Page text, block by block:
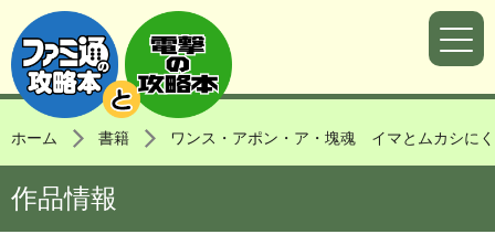
ホーム 書籍 ワンス・アポン・ア・塊魂 イマとムカシに
作品情報